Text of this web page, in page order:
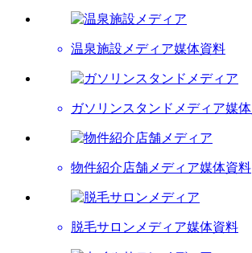
温泉施設メディア媒体資料
ガソリンスタンドメディア媒
物件紹介店舗メディア媒体資料
脱毛サロンメディア媒体資料